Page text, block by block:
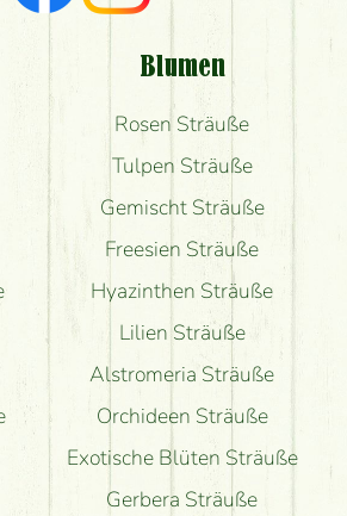
bekomme ich zum
Blumenversand?
was auf dem Bild zu sehen
Blumen
Rosen Sträuße
Tulpen Sträuße
Gemischt Sträuße
Freesien Sträuße
Hyazinthen Sträuße
Lilien Sträuße
Alstromeria Sträuße
Orchideen Sträuße
Exotische Blüten Sträuße
Gerbera Sträuße